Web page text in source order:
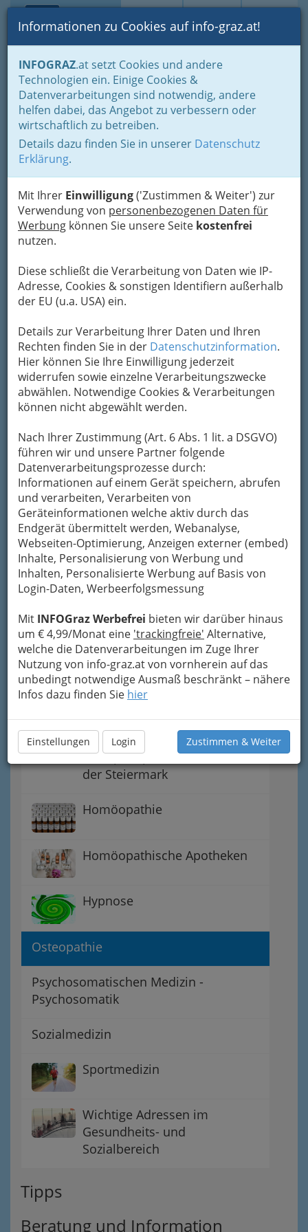
Suche Login Toggle
Informationen zu Cookies auf info-graz.at!
INFOGRAZ.at setzt Cookies und andere
Technologien ein. Einige Cookies &
Datenverarbeitungen sind notwendig, andere
helfen dabei, das Angebot zu verbessern oder
wirtschaftlich zu betreiben.
Details dazu finden Sie in unserer Datenschutz
Erklärung.
Mit Ihrer Einwilligung('Zustimmen & Weiter') zur
Verwendung von personenbezogenen Daten für
Werbung können Sie unsere Seite kostenfrei
nutzen.
Diese schließt die Verarbeitung von Daten wie IP-
Adresse, Cookies & sonstigen Identifiern außerhalb
der EU (u.a. USA) ein.
Details zur Verarbeitung Ihrer Daten und Ihren
Rechten finden Sie in der Datenschutzinformation.
Hier können Sie Ihre Einwilligung jederzeit
widerrufen sowie einzelne Verarbeitungszwecke
abwählen. Notwendige Cookies & Verarbeitungen
können nicht abgewählt werden.
Nach Ihrer Zustimmung (Art. 6 Abs. 1 lit. a DSGVO)
führen wir und unsere Partner folgende
Datenverarbeitungsprozesse durch:
Informationen auf einem Gerät speichern, abrufen
und verarbeiten, Verarbeiten von
Geräteinformationen welche aktiv durch das
Endgerät übermittelt werden, Webanalyse,
Webseiten-Optimierung, Anzeigen externer (embed)
Inhalte, Personalisierung von Werbung und
Inhalten, Personalisierte Werbung auf Basis von
Login-Daten, Werbeerfolgsmessung
Mit INFOGraz Werbefrei bieten wir darüber hinaus
um € 4,99/Monat eine 'trackingfreie' Alternative,
welche die Datenverarbeitungen im Zuge Ihrer
Nutzung von info-graz.at von vornherein auf das
unbedingt notwendige Ausmaß beschränkt – nähere
Infos dazu finden Sie hier
Einstellungen Login Zustimmen & Weiter
Home Branchen
Gesundheit und Soziales
Medizin - Spezialgebiete & Alternatives
Osteopathie
Gudrun Rupp
Rothwegasse 9, 8047 Graz
+43 316 303 559
+43 664 345 28 55
Karte
Adresse mit Google Maps anschauen
Medizin - Spezialgebiete &
Alternatives
Alternativtherapie
Akupunktur und Varianten in
der Schmerztherapie
Anthroposophische /
antroposophische Medizin in
der Steiermark
Homöopathie
Homöopathische Apotheken
Hypnose
Osteopathie
Psychosomatischen Medizin -
Psychosomatik
Sozialmedizin
Sportmedizin
Wichtige Adressen im
Gesundheits- und
Sozialbereich
Tipps
Beratung und Information